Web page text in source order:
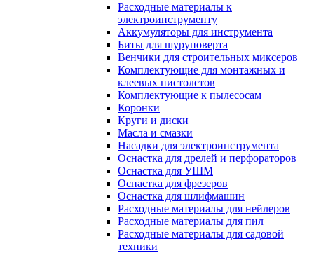
Расходные материалы к
электроинструменту
Аккумуляторы для инструмента
Биты для шуруповерта
Венчики для строительных миксеров
Комплектующие для монтажных и
клеевых пистолетов
Комплектующие к пылесосам
Коронки
Круги и диски
Масла и смазки
Насадки для электроинструмента
Оснастка для дрелей и перфораторов
Оснастка для УШМ
Оснастка для фрезеров
Оснастка для шлифмашин
Расходные материалы для нейлеров
Расходные материалы для пил
Расходные материалы для садовой
техники